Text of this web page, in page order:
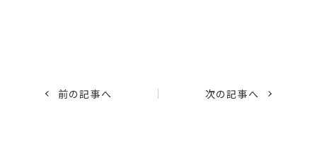
前の記事へ 次の記事へ